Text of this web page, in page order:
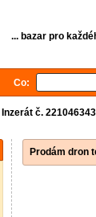
... bazar pro
Co:
Inzerát č. 221046343
Prodám dron